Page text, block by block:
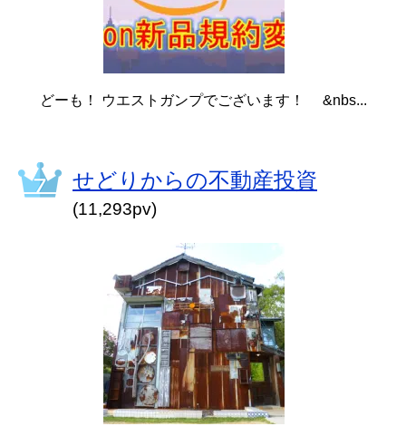
どーも！ ウエストガンプでございます！ &nbs...
せどりからの不動産投資
(11,293pv)